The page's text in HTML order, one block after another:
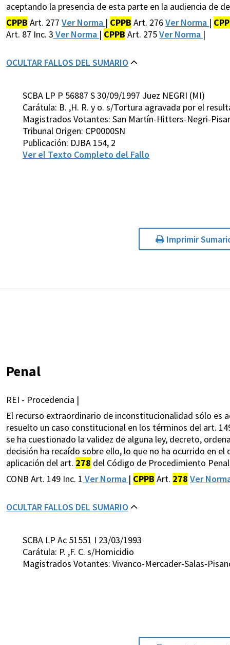
aceptando la presencia de esta parte en la audiencia de
CPPB Art. 277 Ver Norma | CPPB Art. 276Ver Norma |
Art. 87 Inc. 3 Ver Norma | CPPB Art. 275Ver Norma |
OCULTAR FALLOS DEL SUMARIO
SCBA LP P 56887 S 30/09/1997 Juez NEGRI (MI)
Carátula: B. ,H. R. y o. s/Tortura agravada por el
Magistrados Votantes: San Martín-Hitters-Negri-
Tribunal Origen: CP0000SN
Publicación: DJBA 154, 2
Ver el Texto Completo del Fallo
Imprimir
Penal
REI - Procedencia |
El recurso extraordinario de inconstitucionalidad sólo es
resuelto un caso constitucional en los términos del art.
se ha cuestionado la validez de alguna ley, decreto,
decisión ha recaído sobre ello, lo que no ha ocurrido en
aplicación del art. 278 del Código de Procedimiento
CONB Art. 149 Inc. 1 Ver Norma | CPPB Art. 278 Ver
OCULTAR FALLOS DEL SUMARIO
SCBA LP Ac 51551 I 23/03/1993
Carátula: P. ,F. C. s/Homicidio
Magistrados Votantes: Vivanco-Mercader-Salas-